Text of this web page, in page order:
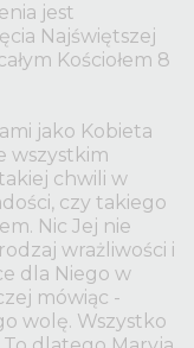
jest
Najświętszej
Kościołem 8
jako Kobieta
wszystkim
chwili w
czy takiego
Nic Jej nie
wrażliwości i
dla Niego w
mówiąc -
wolę. Wszystko